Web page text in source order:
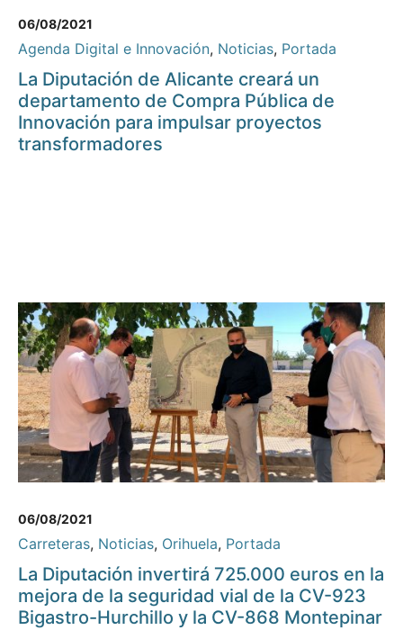
06/08/2021
Agenda Digital e Innovación, Noticias, Portada
La Diputación de Alicante creará un
departamento de Compra Pública de
Innovación para impulsar proyectos
transformadores
06/08/2021
Carreteras, Noticias, Orihuela, Portada
La Diputación invertirá 725.000 euros en la
mejora de la seguridad vial de la CV-923
Bigastro-Hurchillo y la CV-868 Montepinar